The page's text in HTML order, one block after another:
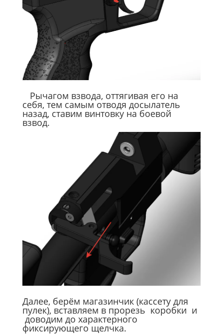
Рычагом взвода, оттягивая его на
себя, тем самым отводя досылатель
назад, ставим винтовку на боевой
взвод.
Далее, берём магазинчик (кассету для
пулек), вставляем в прорезь коробки и
доводим до характерного
фиксирующего щелчка.